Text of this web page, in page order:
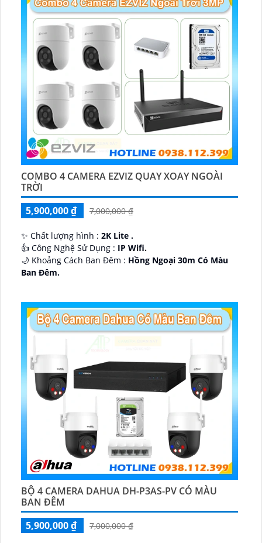
COMBO 4 CAMERA EZVIZ QUAY XOAY NGOÀI
TRỜI
5,900,000 ₫
7,000,000 ₫
✨ Chất lượng hình : 2K Lite .
👍 Công Nghệ Sử Dụng : IP Wifi.
🌙 Khoảng Cách Ban Đêm : Hồng Ngoại 30m Có Màu
Ban Ðêm.
BỘ 4 CAMERA DAHUA DH-P3AS-PV CÓ MÀU
BAN ĐÊM
5,900,000 ₫
7,000,000 ₫